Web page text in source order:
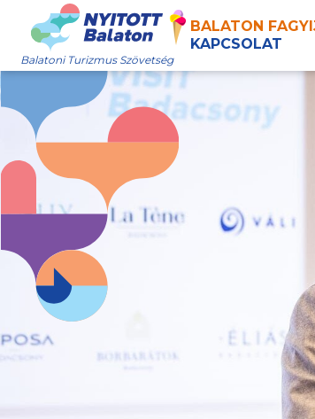
Balatoni Turizmus Szövetség
BALATON
KAPCSOLAT